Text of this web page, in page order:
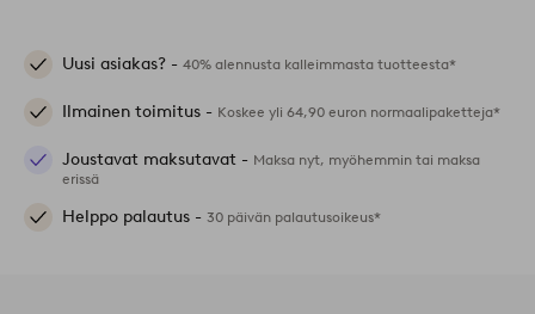
Uusi asiakas? - 40% alennusta kalleimmasta tuotteesta*
Ilmainen toimitus - Koskee yli 64,90 euron normaalipaketteja*
Joustavat maksutavat - Maksa nyt, myöhemmin tai maksa
erissä
Helppo palautus - 30 päivän palautusoikeus*